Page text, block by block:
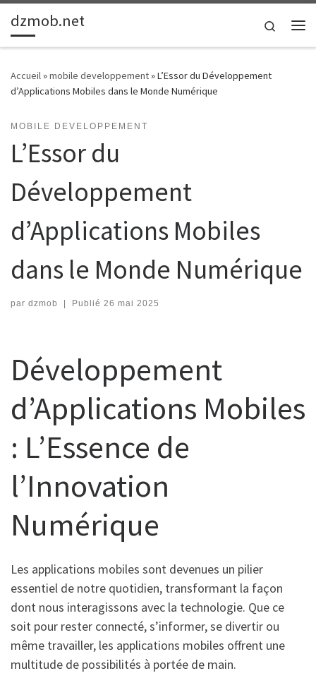
Passer au contenu
dzmob.net
Search
Accueil»mobile developpement»L’Essor du Développement
d’Applications Mobiles dans le Monde Numérique
MOBILE DEVELOPPEMENT
L’Essor du
Développement
d’Applications Mobiles
dans le Monde Numérique
par dzmob | Publié 26 mai 2025
Développement
d’Applications Mobiles
: L’Essence de
l’Innovation
Numérique
Les applications mobiles sont devenues un pilier
essentiel de notre quotidien, transformant la façon
dont nous interagissons avec la technologie. Que ce
soit pour rester connecté, s’informer, se divertir ou
même travailler, les applications mobiles offrent une
multitude de possibilités à portée de main.